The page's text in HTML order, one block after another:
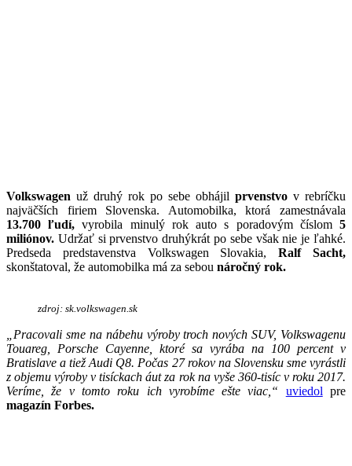
Volkswagen už druhý rok po sebe obhájil prvenstvo v rebríčku
najväčších firiem Slovenska. Automobilka, ktorá zamestnávala
13.700 ľudí, vyrobila minulý rok auto s poradovým číslom5
miliónov. Udržať si prvenstvo druhýkrát po sebe však nie je ľahké.
Predseda predstavenstva Volkswagen Slovakia,Ralf Sacht,
skonštatoval, že automobilka má za sebou náročný rok.
zdroj: sk.volkswagen.sk
Pracovali sme na nábehu výroby troch nových SUV, Volkswagenu
Touareg, Porsche Cayenne, ktoré sa vyrába na 100 percent v
Bratislave a tiež Audi Q8. Počas 27 rokov na Slovensku sme vyrástli
z objemu výroby v tisíckach áut za rok na vyše 360-tisíc v roku 2017.
Veríme, že v tomto roku ich vyrobíme ešte viac,“ uviedol pre
magazín Forbes.